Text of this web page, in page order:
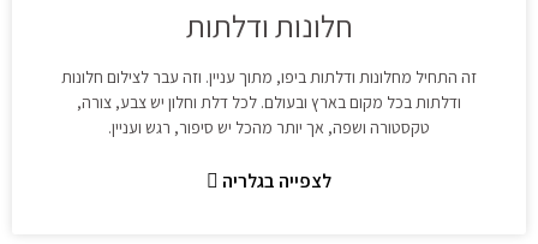
חלונות ודלתות
זה התחיל מחלונות ודלתות ביפו, מתוך עניין. וזה עבר לצילום חלונות
ודלתות בכל מקום בארץ ובעולם. לכל דלת וחלון יש צבע, צורה,
טקסטורה ושפה, אך יותר מהכל יש סיפור, רגש ועניין.
לצפייה בגלריה